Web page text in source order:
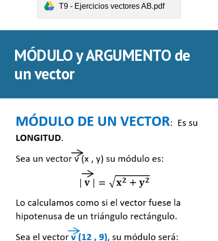
T9 - Ejercicios vectores AB.pdf
MÓDULO y ARGUMENTO de
un vector